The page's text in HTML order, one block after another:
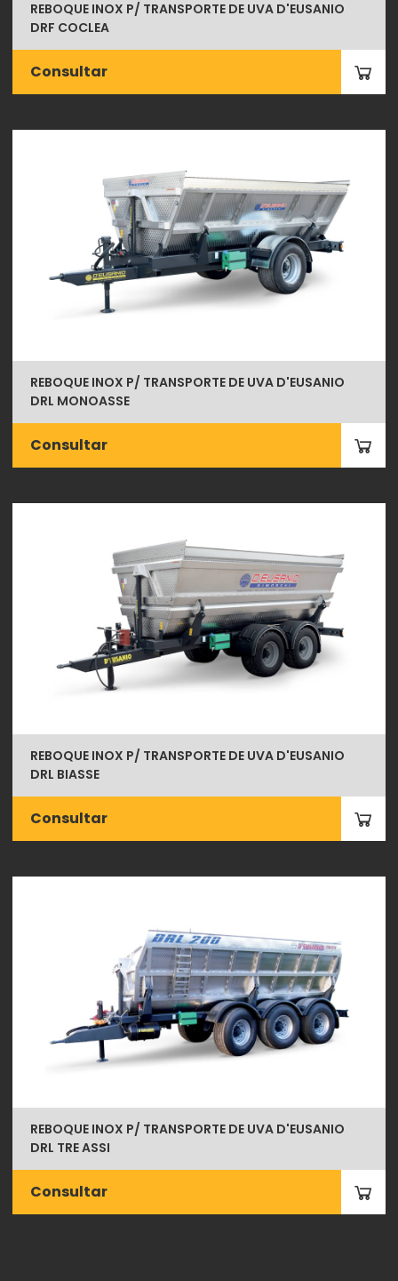
REBOQUE INOX P/ TRANSPORTE DE UVA D'EUSANIO
DRF COCLEA
Consultar
REBOQUE INOX P/ TRANSPORTE DE UVA D'EUSANIO
DRL MONOASSE
Consultar
REBOQUE INOX P/ TRANSPORTE DE UVA D'EUSANIO
DRL BIASSE
Consultar
REBOQUE INOX P/ TRANSPORTE DE UVA D'EUSANIO
DRL TRE ASSI
Consultar